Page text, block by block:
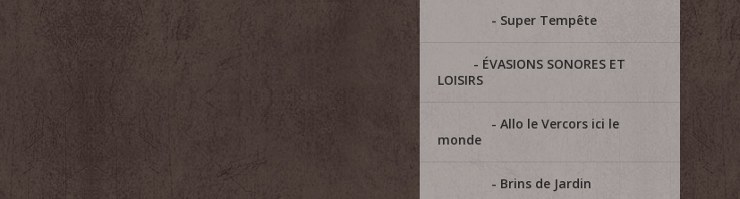
Super Tempête
ÉVASIONS SONORES ET
LOISIRS
Allo le Vercors ici le
monde
Brins de Jardin